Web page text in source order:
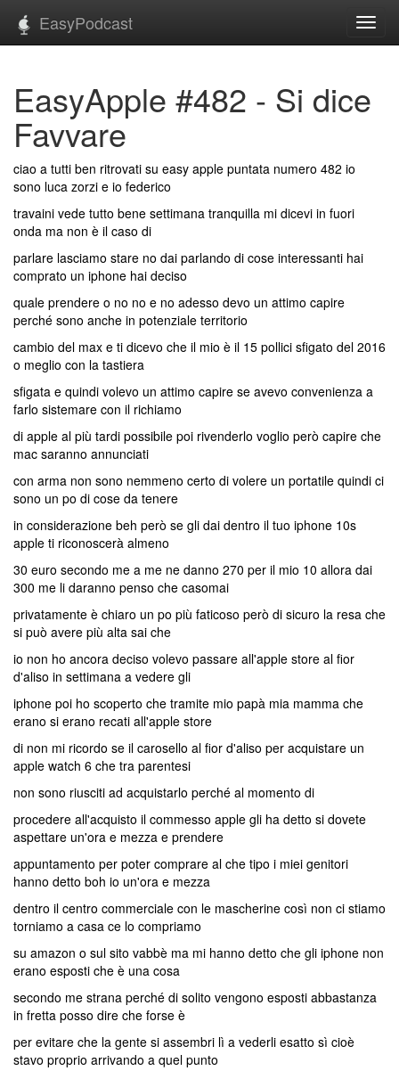
EasyPodcast
EasyApple #482 - Si dice
Favvare
ciao a tutti ben ritrovati su easy apple puntata numero 482 io
sono luca zorzi e io federico
travaini vede tutto bene settimana tranquilla mi dicevi in fuori
onda ma non è il caso di
parlare lasciamo stare no dai parlando di cose interessanti hai
comprato un iphone hai deciso
quale prendere o no no e no adesso devo un attimo capire
perché sono anche in potenziale territorio
cambio del max e ti dicevo che il mio è il 15 pollici sfigato del 2016
o meglio con la tastiera
sfigata e quindi volevo un attimo capire se avevo convenienza a
farlo sistemare con il richiamo
di apple al più tardi possibile poi rivenderlo voglio però capire che
mac saranno annunciati
con arma non sono nemmeno certo di volere un portatile quindi ci
sono un po di cose da tenere
in considerazione beh però se gli dai dentro il tuo iphone 10s
apple ti riconoscerà almeno
30 euro secondo me a me ne danno 270 per il mio 10 allora dai
300 me li daranno penso che casomai
privatamente è chiaro un po più faticoso però di sicuro la resa che
si può avere più alta sai che
io non ho ancora deciso volevo passare all'apple store al fior
d'aliso in settimana a vedere gli
iphone poi ho scoperto che tramite mio papà mia mamma che
erano si erano recati all'apple store
di non mi ricordo se il carosello al fior d'aliso per acquistare un
apple watch 6 che tra parentesi
non sono riusciti ad acquistarlo perché al momento di
procedere all'acquisto il commesso apple gli ha detto si dovete
aspettare un'ora e mezza e prendere
appuntamento per poter comprare al che tipo i miei genitori
hanno detto boh io un'ora e mezza
dentro il centro commerciale con le mascherine così non ci stiamo
torniamo a casa ce lo compriamo
su amazon o sul sito vabbè ma mi hanno detto che gli iphone non
erano esposti che è una cosa
secondo me strana perché di solito vengono esposti abbastanza
in fretta posso dire che forse è
per evitare che la gente si assembri lì a vederli esatto sì cioè
stavo proprio arrivando a quel punto